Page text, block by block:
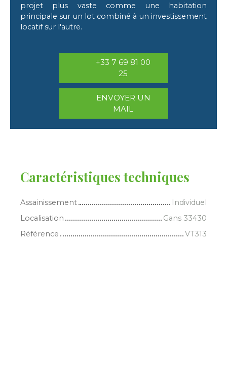
projet plus vaste comme une habitation
principale sur un lot combiné à un investissement
locatif sur l'autre.
+33 7 69 81 00
25
ENVOYER UN
MAIL
Caractéristiques techniques
Assainissement
Individuel
Localisation
Gans 33430
Référence
VT313